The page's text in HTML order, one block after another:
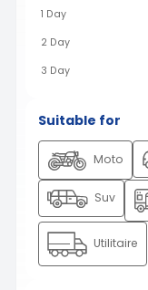
1 Day
2 Day
3 Day
Suitable for
Moto
Suv
Utilitaire